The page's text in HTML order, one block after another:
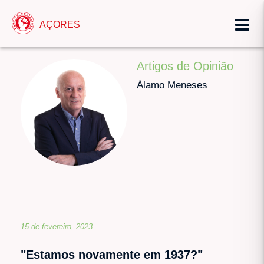
AÇORES
Artigos de Opinião
Álamo Meneses
15 de fevereiro, 2023
"Estamos novamente em 1937?"